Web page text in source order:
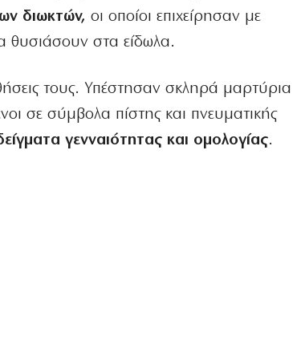
διωκτών, οι οποίοι επιχείρησαν με
θυσιάσουν στα είδωλα.
τους. Υπέστησαν σκληρά μαρτύρια
σε σύμβολα πίστης και πνευματικής
γενναιότητας και ομολογίας.